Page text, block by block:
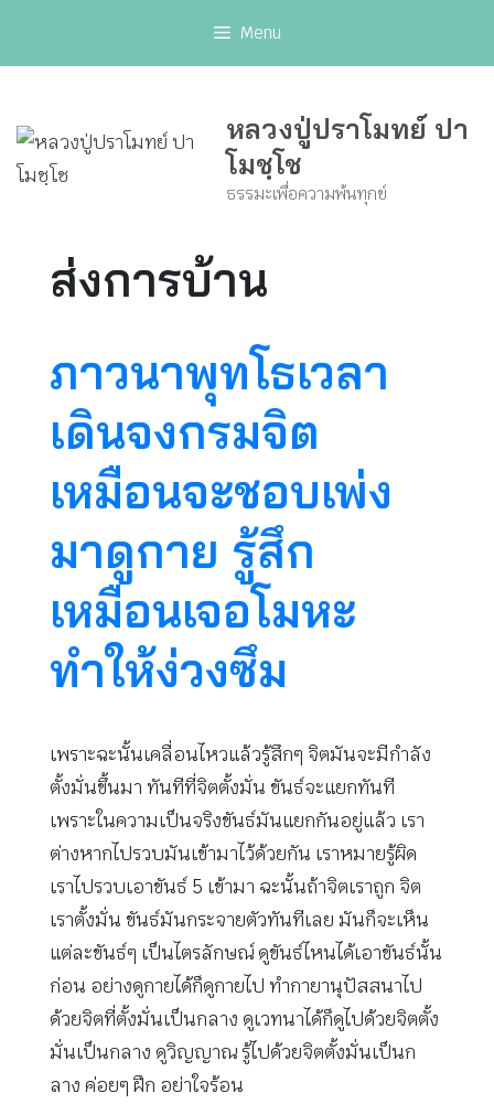
Menu
หลวงปู่ปราโมทย์ ปา
โมชฺโช
ธรรมะเพื่อความพ้นทุกข์
ส่งการบ้าน
ภาวนาพุทโธเวลา
เดินจงกรมจิต
เหมือนจะชอบเพ่ง
มาดูกาย รู้สึก
เหมือนเจอโมหะ
ทำให้ง่วงซึม
เพราะฉะนั้นเคลื่อนไหวแล้วรู้สึกๆ จิตมันจะมีกำลัง
ตั้งมั่นขึ้นมา ทันทีที่จิตตั้งมั่น ขันธ์จะแยกทันที
เพราะในความเป็นจริงขันธ์มันแยกกันอยู่แล้ว เรา
ต่างหากไปรวบมันเข้ามาไว้ด้วยกัน เราหมายรู้ผิด
เราไปรวบเอาขันธ์ 5 เข้ามา ฉะนั้นถ้าจิตเราถูก จิต
เราตั้งมั่น ขันธ์มันกระจายตัวทันทีเลย มันก็จะเห็น
แต่ละขันธ์ๆ เป็นไตรลักษณ์ ดูขันธ์ไหนได้เอาขันธ์นั้น
ก่อน อย่างดูกายได้ก็ดูกายไป ทำกายานุปัสสนาไป
ด้วยจิตที่ตั้งมั่นเป็นกลาง ดูเวทนาได้ก็ดูไปด้วยจิตตั้ง
มั่นเป็นกลาง ดูวิญญาณ รู้ไปด้วยจิตตั้งมั่นเป็นก
ลาง ค่อยๆ ฝึก อย่าใจร้อน